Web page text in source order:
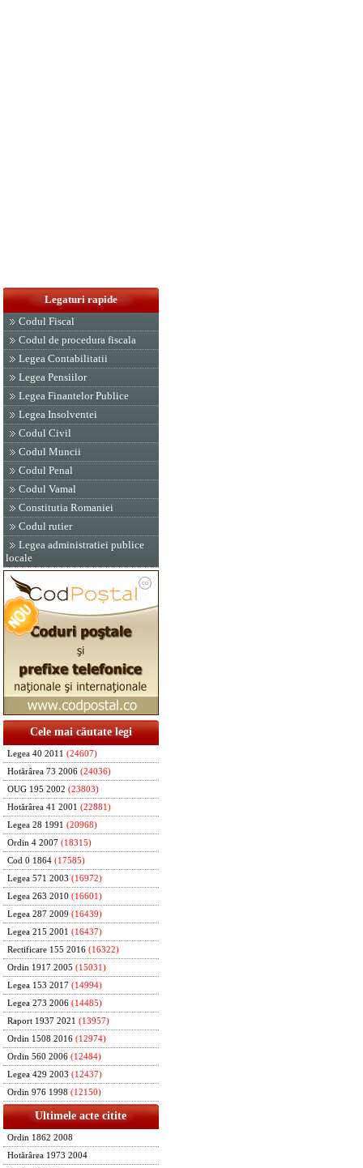
Legaturi rapide
Codul Fiscal
Codul de procedura fiscala
Legea Contabilitatii
Legea Pensiilor
Legea Finantelor Publice
Legea Insolventei
Codul Civil
Codul Muncii
Codul Penal
Codul Vamal
Constitutia Romaniei
Codul rutier
Legea administratiei publice
locale
Cele mai căutate legi
Legea 40 2011 (24607)
Hotărârea 73 2006 (24036)
OUG 195 2002 (23803)
Hotărârea 41 2001 (22881)
Legea 28 1991 (20968)
Ordin 4 2007 (18315)
Cod 0 1864 (17585)
Legea 571 2003 (16972)
Legea 263 2010 (16601)
Legea 287 2009 (16439)
Legea 215 2001 (16437)
Rectificare 155 2016 (16322)
Ordin 1917 2005 (15031)
Legea 153 2017 (14994)
Legea 273 2006 (14485)
Raport 1937 2021 (13957)
Ordin 1508 2016 (12974)
Ordin 560 2006 (12484)
Legea 429 2003 (12437)
Ordin 976 1998 (12150)
Ultimele acte citite
Ordin 1862 2008
Hotărârea 1973 2004